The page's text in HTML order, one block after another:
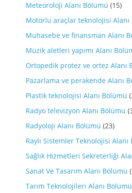
Meteoroloji Alanı Bölümü (15)
Motorlu araçlar teknolojisi Alanı
Muhasebe ve finansman Alanı
Müzik aletleri yapımı Alanı
Ortopedik protez ve ortez Alanı
Pazarlama ve perakende Alanı
Plastik teknolojisi Alanı Bölümü
Radyo televizyon Alanı Bölümü
Radyoloji Alanı Bölümü (23)
Raylı Sistemler Teknolojisi Alanı
Sağlık Hizmetleri Sekreterliği
Sanat Ve Tasarım Alanı Bölümü
Tarım Teknolojileri Alanı Bölümü